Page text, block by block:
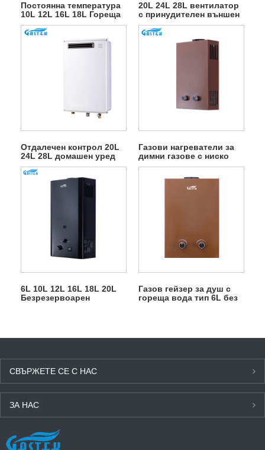
Постоянна температура
10L 12L 16L 18L Гореща
продажба Тип
димоотвод, монтиран на
стена без резервоар
Instant LPG Natural Hot
20L 24L 28L вентилатор
с принудителен външен
газов гейзер за душ с
гореща вода
Отдалечен контрол 20L
24L 28L домашен уред
на открито газов
нагревател
Газови нагреватели за
димни газове с ниско
водно налягане
6L 10L 12L 16L 18L 20L
Безрезервоарен
Газов гейзер за душ с
гореща вода тип 6L без
СВЪРЖЕТЕ СЕ С НАС
ЗА НАС
ПОСЛЕДНИ НОВИНИ